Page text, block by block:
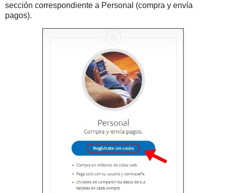
sección correspondiente a Personal (compra y envía
pagos).